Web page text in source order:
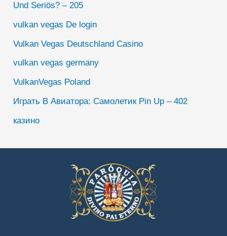
Und Seriös? – 205
vulkan vegas De login
Vulkan Vegas Deutschland Casino
vulkan vegas germany
VulkanVegas Poland
Играть В Авиатора: Самолетик Pin Up – 402
казино